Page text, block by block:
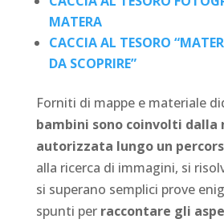
MATERA
CACCIA AL TESORO
DA SCOPRIRE”
Forniti di mappe e materiale
bambini sono coinvolti dalla
autorizzata lungo un
alla ricerca di immagini, si
si superano semplici prove
spunti per raccontare gli